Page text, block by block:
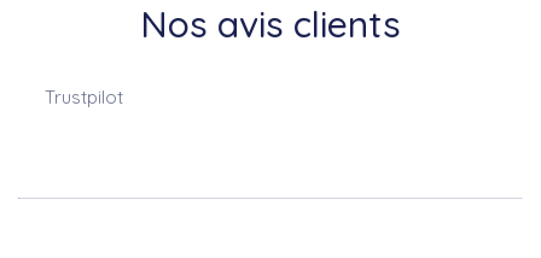
Nos avis clients
Trustpilot